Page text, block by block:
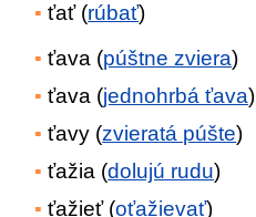
ťať (rúbať)
ťava (púštne zviera)
ťava (jednohrbá ťava)
ťavy (zvieratá púšte)
ťažia (dolujú rudu)
ťažieť (oťažievať)